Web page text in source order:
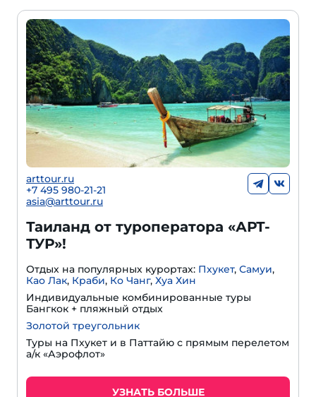
arttour.ru
+7 495 980-21-21
asia@arttour.ru
Таиланд от туроператора «АРТ-
ТУР»!
Отдых на популярных курортах: Пхукет, Самуи,
Као Лак, Краби, Ко Чанг, Хуа Хин
Индивидуальные комбинированные туры
Бангкок + пляжный отдых
Золотой треугольник
Туры на Пхукет и в Паттайю с прямым перелетом
а/к «Аэрофлот»
УЗНАТЬ БОЛЬШЕ